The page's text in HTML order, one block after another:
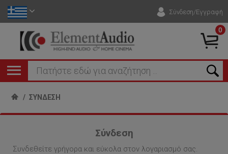
Σύνδεση/Εγγραφή
0
/ ΣΎΝΔΕΣΗ
Σύνδεση
Συνδεθείτε γρήγορα και εύκολα στον λογαριασμό σας.